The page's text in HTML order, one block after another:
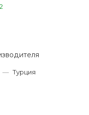
2
— Турция